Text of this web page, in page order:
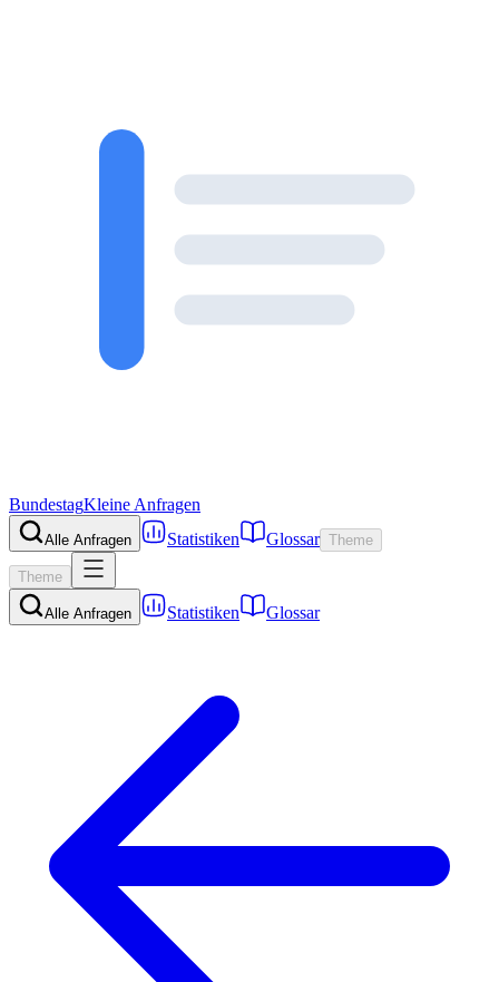
BundestagKleine Anfragen
Alle Anfragen Statistiken Glossar Theme
Theme
Alle Anfragen Statistiken Glossar